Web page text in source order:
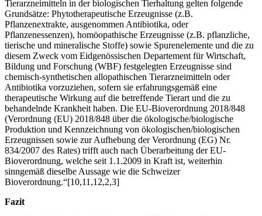
Tierarzneimitteln in der biologischen Tierhaltung gelten folgende
Grundsätze: Phytotherapeutische Erzeugnisse (z.B.
Pflanzenextrakte, ausgenommen Antibiotika, oder
Pflanzenessenzen), homöopathische Erzeugnisse (z.B. pflanzliche,
tierische und mineralische Stoffe) sowie Spurenelemente und die zu
diesem Zweck vom Eidgenössischen Departement für Wirtschaft,
Bildung und Forschung (WBF) festgelegten Erzeugnisse sind
chemisch-synthetischen allopathischen Tierarzneimitteln oder
Antibiotika vorzuziehen, sofern sie erfahrungsgemäß eine
therapeutische Wirkung auf die betreffende Tierart und die zu
behandelnde Krankheit haben. Die EU-Bioverordnung 2018/848
(Verordnung (EU) 2018/848 über die ökologische/biologische
Produktion und Kennzeichnung von ökologischen/biologischen
Erzeugnissen sowie zur Aufhebung der Verordnung (EG) Nr.
834/2007 des Rates) trifft auch nach Überarbeitung der EU-
Bioverordnung, welche seit 1.1.2009 in Kraft ist, weiterhin
sinngemäß dieselbe Aussage wie die Schweizer
Bioverordnung.“[10,11,12,2,3]
Fazit